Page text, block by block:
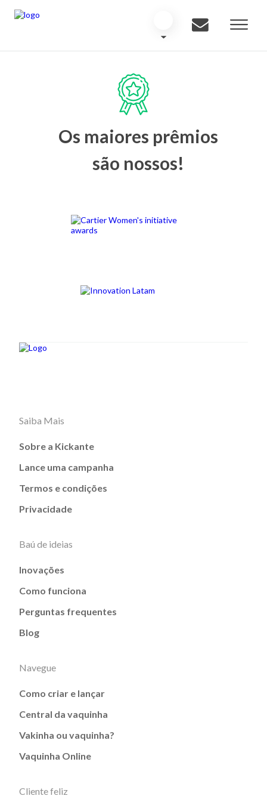
Os maiores prêmios
são nossos!
Saiba Mais
Sobre a Kickante
Lance uma campanha
Termos e condições
Privacidade
Baú de ideias
Inovações
Como funciona
Perguntas frequentes
Blog
Navegue
Como criar e lançar
Central da vaquinha
Vakinha ou vaquinha?
Vaquinha Online
Cliente feliz